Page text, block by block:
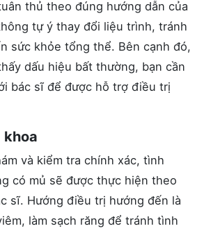
thủ theo đúng hướng dẫn của
tự ý thay đổi liệu trình, tránh
sức khỏe tổng thể. Bên cạnh đó,
dấu hiệu bất thường, bạn cần
bác sĩ để được hỗ trợ điều trị
khoa
và kiểm tra chính xác, tình
có mủ sẽ được thực hiện theo
sĩ. Hướng điều trị hướng đến là
làm sạch răng để tránh tình